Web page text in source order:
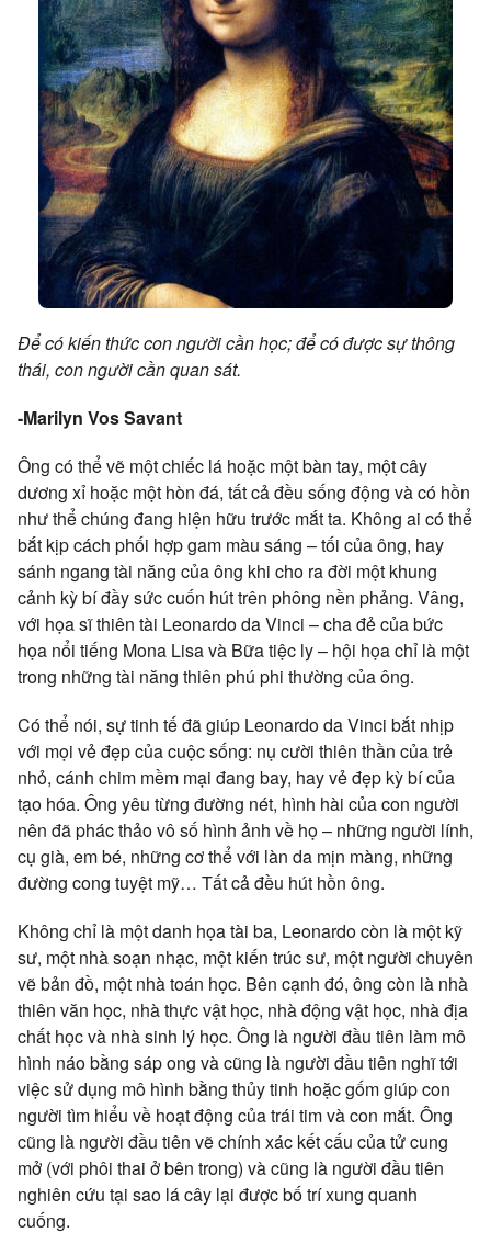
Để có kiến thức con người cần học; để có được sự thông
thái, con người cần quan sát.
-Marilyn Vos Savant
Ông có thể vẽ một chiếc lá hoặc một bàn tay, một cây
dương xỉ hoặc một hòn đá, tất cả đều sống động và có hồn
như thể chúng đang hiện hữu trước mắt ta. Không ai có thể
bắt kịp cách phối hợp gam màu sáng – tối của ông, hay
sánh ngang tài năng của ông khi cho ra đời một khung
cảnh kỳ bí đầy sức cuốn hút trên phông nền phảng. Vâng,
với họa sĩ thiên tài Leonardo da Vinci – cha đẻ của bức
họa nổi tiếng Mona Lisa và Bữa tiệc ly – hội họa chỉ là một
trong những tài năng thiên phú phi thường của ông.
Có thể nói, sự tinh tế đã giúp Leonardo da Vinci bắt nhịp
với mọi vẻ đẹp của cuộc sống: nụ cười thiên thần của trẻ
nhỏ, cánh chim mềm mại đang bay, hay vẻ đẹp kỳ bí của
tạo hóa. Ông yêu từng đường nét, hình hài của con người
nên đã phác thảo vô số hình ảnh về họ – những người lính,
cụ già, em bé, những cơ thể với làn da mịn màng, những
đường cong tuyệt mỹ… Tất cả đều hút hồn ông.
Không chỉ là một danh họa tài ba, Leonardo còn là một kỹ
sư, một nhà soạn nhạc, một kiến trúc sư, một người chuyên
vẽ bản đồ, một nhà toán học. Bên cạnh đó, ông còn là nhà
thiên văn học, nhà thực vật học, nhà động vật học, nhà địa
chất học và nhà sinh lý học. Ông là người đầu tiên làm mô
hình náo bằng sáp ong và cũng là người đầu tiên nghĩ tới
việc sử dụng mô hình bằng thủy tinh hoặc gốm giúp con
người tìm hiểu về hoạt động của trái tim và con mắt. Ông
cũng là người đầu tiên vẽ chính xác kết cấu của tử cung
mở (với phôi thai ở bên trong) và cũng là người đầu tiên
nghiên cứu tại sao lá cây lại được bố trí xung quanh
cuống.